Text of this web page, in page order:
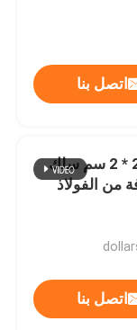
اتصل بنا
سياج ذو لون فضي 2 * 2 سم سلك
من الفولاذ
اتصل بنا